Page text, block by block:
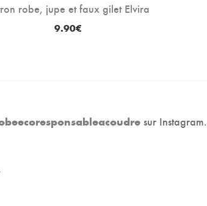
robe, jupe et faux gilet Elvira
9.90€
sur Instagram.